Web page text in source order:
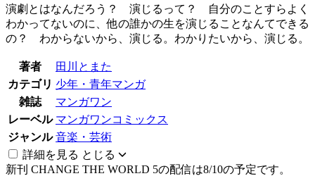
演劇とはなんだろう？ 演じるって？ 自分のことすらよく
わかってないのに、他の誰かの生を演じることなんてできる
の？ わからないから、演じる。わかりたいから、演じる。
著者
田川とまた
カテゴリ 少年・青年マンガ
雑誌
マンガワン
レーベル マンガワンコミックス
ジャンル 音楽・芸術
詳細を見る とじる
新刊 CHANGE THE WORLD 5の配信は8/10の予定です。